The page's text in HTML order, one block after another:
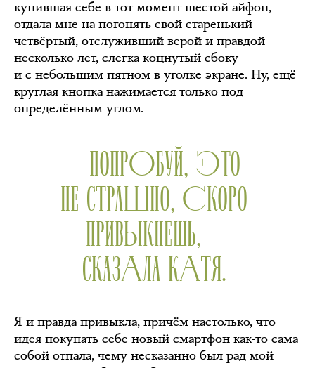
купившая себе в тот момент шестой айфон,
отдала мне на погонять свой старенький
четвёртый, отслуживший верой и правдой
несколько лет, слегка коцнутый сбоку
и с небольшим пятном в уголке экране. Ну, ещё
круглая кнопка нажимается только под
определённым углом.
— ПОПРОБУЙ, ЭТО
НЕ СТРАШНО, СКОРО
ПРИВЫКНЕШЬ, —
СКАЗАЛА КАТЯ.
Я и правда привыкла, причём настолько, что
идея покупать себе новый смартфон как-то сама
собой отпала, чему несказанно был рад мой